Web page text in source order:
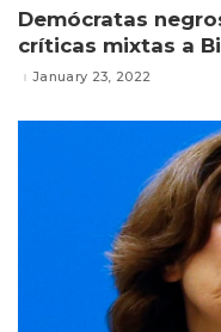
Demócratas
críticas mixtas a
January 23, 2022